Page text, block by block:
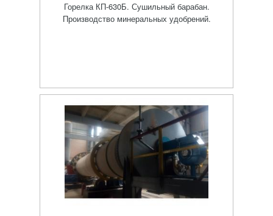
Горелка КП-630Б. Сушильный барабан.
Производство минеральных удобрений.